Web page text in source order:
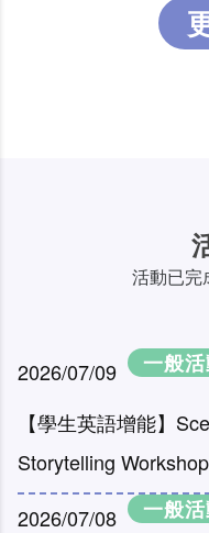
活動已完
2026/07/09 一般
【學生英語增能】
Storytelling
2026/07/08
一般